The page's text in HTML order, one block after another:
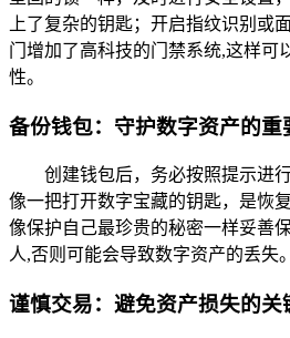
上了复杂的钥匙；开启指纹识别或
门增加了高科技的门禁系统,这样可
性。
备份钱包：守护数字资产的重
创建钱包后，务必按照提示进
像一把打开数字宝藏的钥匙，是恢
像保护自己最珍贵的秘密一样妥善
人,否则可能会导致数字资产的丢失。
谨慎交易：避免资产损失的关